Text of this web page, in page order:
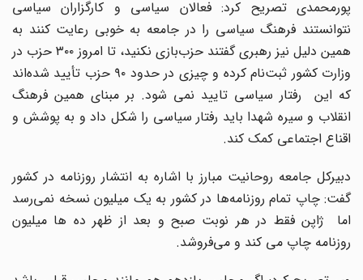
پورمحمدی تصریح کرد: فعالان سیاسی و کارگزاران سیاسی
نتوانستند فرهنگ سیاسی را در جامعه به خوبی رعایت کنند به
همین دلیل نیز رهبری گفتند حزب‌بازی نکنید، تا امروز ۳۰۰ حزب در
وزارت کشور ثبت‌نام کرده و چیزی در حدود ۹۰ حزب تأیید شده‌اند
که این رفتار سیاسی تایید نمی‌ شود. بر مبنای همین فرهنگ
انقلاب و سیره شهدا باید رفتار سیاسی را شکل داد و به پوشش و
اقناع اجتماعی کمک کند.
دبیرکل جامعه روحانیت مبارز با اشاره به انتشار روزنامه در کشور
گفت: چاپ تمام روزنامه‌ها در کشور به یک میلیون نسخه نمی‌رسد
اما ژاپن فقط در هر نوبت صبح و بعد از ظهر ده ها میلیون
روزنامه چاپ می کند و می‌فروشد.